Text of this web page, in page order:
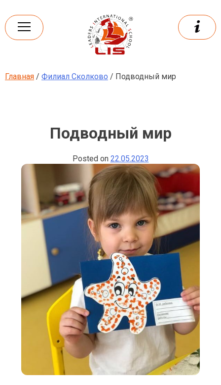
content
Leaders
International school
Главная / Филиал Сколково / Подводный мир
Подводный мир
Posted on 22.05.2023